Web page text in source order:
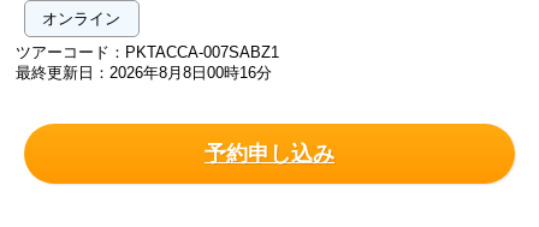
オンライン
ツアーコード：PKTACCA-007SABZ1
最終更新日：2026年8月8日00時16分
予約申し込み